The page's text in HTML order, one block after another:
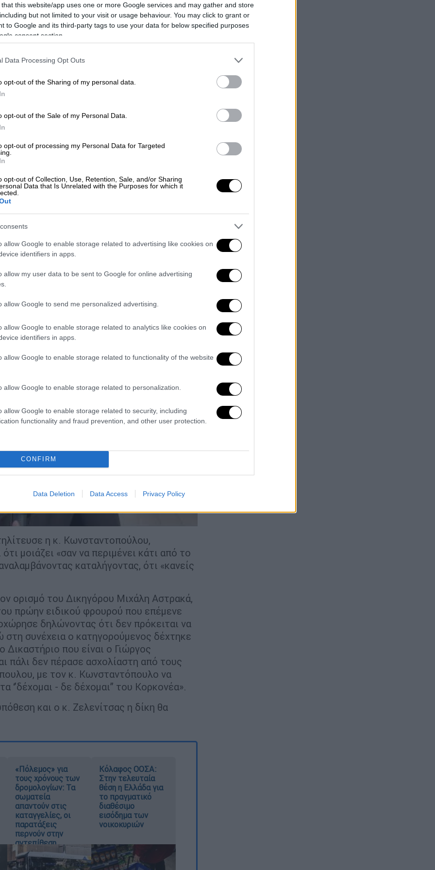
that this website/app uses one or more Google services and may gather and store
but not limited to your visit or usage behaviour. You may click to grant or
to Google and its third-party tags to use your data for below specified purposes
consent section.
Data Processing Opt Outs
opt-out of the Sharing of my personal data.
opt-out of the Sale of my Personal Data.
opt-out of processing my Personal Data for Targeted
opt-out of Collection, Use, Retention, Sale, and/or Sharing
Data that Is Unrelated with the Purposes for which it
allow Google to enable storage related to advertising like cookies on
identifiers in apps.
allow my user data to be sent to Google for online advertising
allow Google to send me personalized advertising.
allow Google to enable storage related to analytics like cookies on
identifiers in apps.
allow Google to enable storage related to functionality of the website
allow Google to enable storage related to personalization.
allow Google to enable storage related to security, including
functionality and fraud prevention, and other user protection.
CONFIRM
Data Deletion Data Access Privacy Policy
πρότερου σύννομου βίου που οδήγησε
φρουρό.
για το Μάτι: «Οργανωμένη
δεν γίνεται»
μια τέτοια ποινική διαδικασίαδεν
», κάτι που προκάλεσε την αντίδραση της
που τόνισε στο Δικαστήριο ότι με
δικαιώματα του εντολέα της, όπως
Λάρισας
να θυμίζει στους δημοσιογράφους
βουλευτής της Χρυσής Αυγής στον
θέλησε να ορίσει νέο συνήγορο
άλλο αυτά τα ψέματαπου ακούγονται».
η κ. Κωνσταντοπούλου,
μοιάζει «σαν να περιμένει κάτι από το
καταλήγοντας, ότι «κανείς
ορισμό του Δικηγόρου Μιχάλη Αστρακά,
πρώην ειδικού φρουρού που επέμενε
δηλώνοντας ότι δεν πρόκειται να
στη συνέχεια ο κατηγορούμενος δέχτηκε
που είναι ο Γιώργος
πάλι δεν πέρασε ασχολίαστη από τους
με τον κ. Κωνσταντόπουλο να
‘’δέχομαι - δε δέχομαι’’ του Κορκονέα».
και ο κ. Ζελενίτσας η δίκη θα
«Πόλεμος» για
τους χρόνους των
δρομολογίων: Τα
σωματεία
απαντούν στις
καταγγελίες, οι
παρατάξεις
περνούν στην
αντεπίθεση
Κόλαφος ΟΟΣΑ:
Στην τελευταία
θέση η Ελλάδα για
το πραγματικό
διαθέσιμο
εισόδημα των
νοικοκυριών